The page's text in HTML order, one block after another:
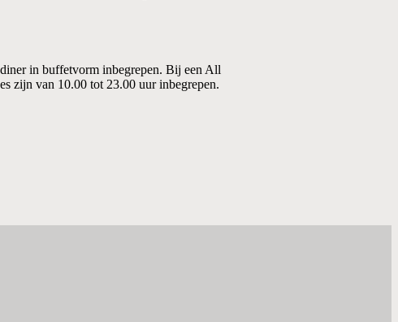
in buffetvorm inbegrepen. Bij een All
zijn van 10.00 tot 23.00 uur inbegrepen.